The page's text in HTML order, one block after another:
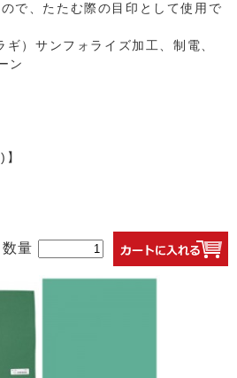
で、たたむ際の目印として使用で
）サンフォライズ加工、制電、
ン
数量